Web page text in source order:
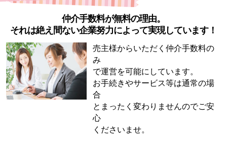
仲介手数料が無料の理由。
それは絶え間ない企業努力によって実現しています！
売主様からいただく仲介手数料の
み
で運営を可能にしています。
お手続きやサービス等は通常の場
合
とまったく変わりませんのでご安
心
くださいませ。